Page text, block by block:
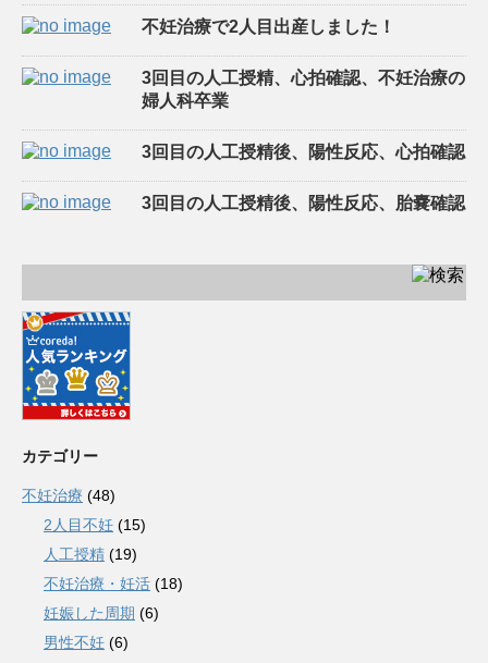
不妊治療で2人目出産しました！
3回目の人工授精、心拍確認、不妊治療の
婦人科卒業
3回目の人工授精後、陽性反応、心拍確認
3回目の人工授精後、陽性反応、胎嚢確認
カテゴリー
不妊治療 (48)
2人目不妊 (15)
人工授精 (19)
不妊治療・妊活 (18)
妊娠した周期 (6)
男性不妊 (6)